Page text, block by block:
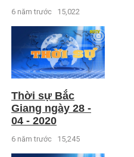
6 năm trước 15,022
Thời sự Bắc
Giang ngày 28 -
04 - 2020
6 năm trước 15,245